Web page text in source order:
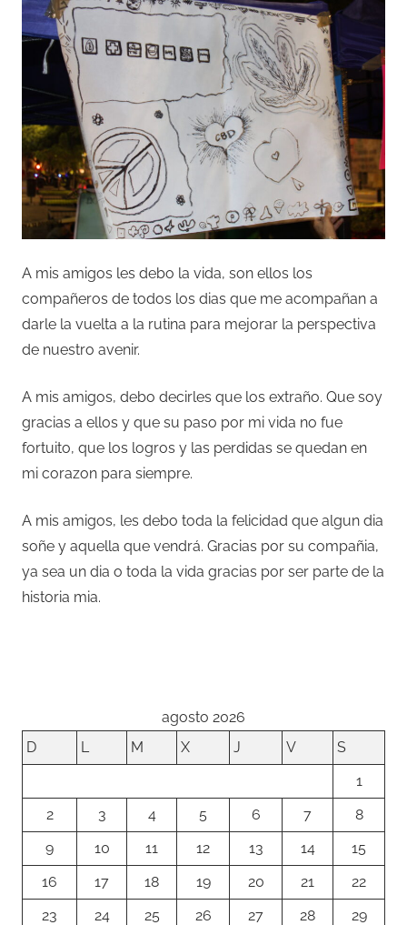
A mis amigos les debo la vida, son ellos los
compañeros de todos los dias que me acompañan a
darle la vuelta a la rutina para mejorar la perspectiva
de nuestro avenir.
A mis amigos, debo decirles que los extraño. Que soy
gracias a ellos y que su paso por mi vida no fue
fortuito, que los logros y las perdidas se quedan en
mi corazon para siempre.
A mis amigos, les debo toda la felicidad que algun dia
soñe y aquella que vendrá. Gracias por su compañia,
ya sea un dia o toda la vida gracias por ser parte de la
historia mia.
agosto 2026
D
L M X J V
S
1
2
3 4 5 6 7
8
9
10 11 12 13 14
15
16
17 18 19 20 21
22
23
24 25 26 27 28
29